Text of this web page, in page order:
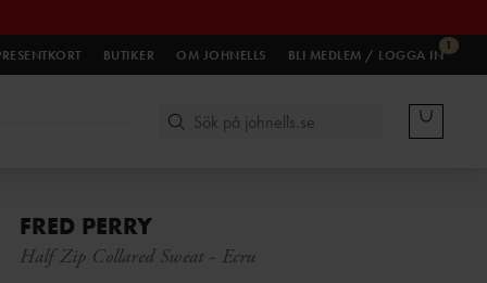
BUTIKER OM JOHNELLS
1
BLI MEDLEM / LOGGA IN
FRED PERRY
Half Zip Collared Sweat - Ecru